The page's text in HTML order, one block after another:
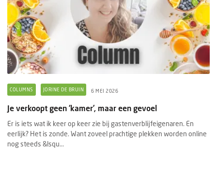
COLUMNS JORINE DE BRUIN 6 MEI 2026
Je verkoopt geen ‘kamer’, maar een gevoel
Er is iets wat ik keer op keer zie bij gastenverblijfeigenaren. En
eerlijk? Het is zonde. Want zoveel prachtige plekken worden online
nog steeds &lsqu...